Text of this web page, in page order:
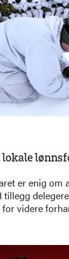
er enig
tillegg
videre